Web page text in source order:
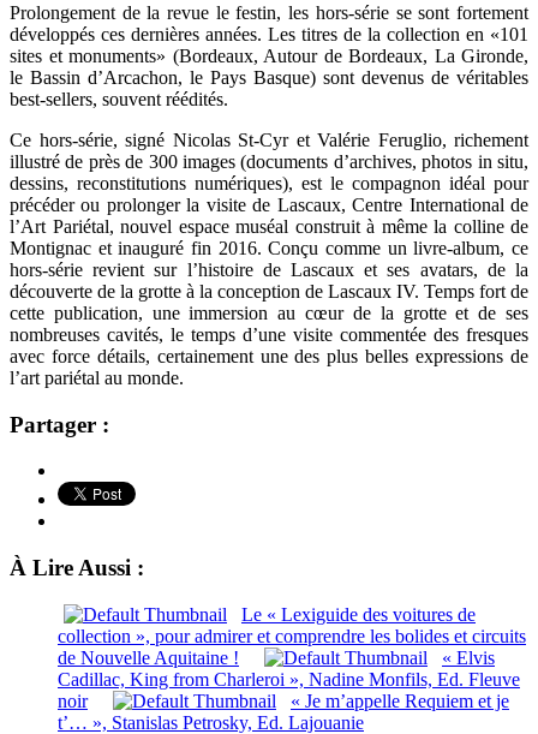
Prolongement de la revue le festin, les hors-série se sont fortement
développés ces dernières années. Les titres de la collection en «101
sites et monuments» (Bordeaux, Autour de Bordeaux, La Gironde,
le Bassin d’Arcachon, le Pays Basque) sont devenus de véritables
best-sellers, souvent réédités.
Ce hors-série, signé Nicolas St-Cyr et Valérie Feruglio, richement
illustré de près de 300 images (documents d’archives, photos in situ,
dessins, reconstitutions numériques), est le compagnon idéal pour
précéder ou prolonger la visite de Lascaux, Centre International de
l’Art Pariétal, nouvel espace muséal construit à même la colline de
Montignac et inauguré fin 2016. Conçu comme un livre-album, ce
hors-série revient sur l’histoire de Lascaux et ses avatars, de la
découverte de la grotte à la conception de Lascaux IV. Temps fort de
cette publication, une immersion au cœur de la grotte et de ses
nombreuses cavités, le temps d’une visite commentée des fresques
avec force détails, certainement une des plus belles expressions de
l’art pariétal au monde.
Partager :
À Lire Aussi :
Le « Lexiguide des voitures de
collection », pour admirer et comprendre les bolides et circuits
de Nouvelle Aquitaine !
« Elvis
Cadillac, King from Charleroi », Nadine Monfils, Ed. Fleuve
noir
« Je m’appelle Requiem et je
t’… », Stanislas Petrosky, Ed. Lajouanie